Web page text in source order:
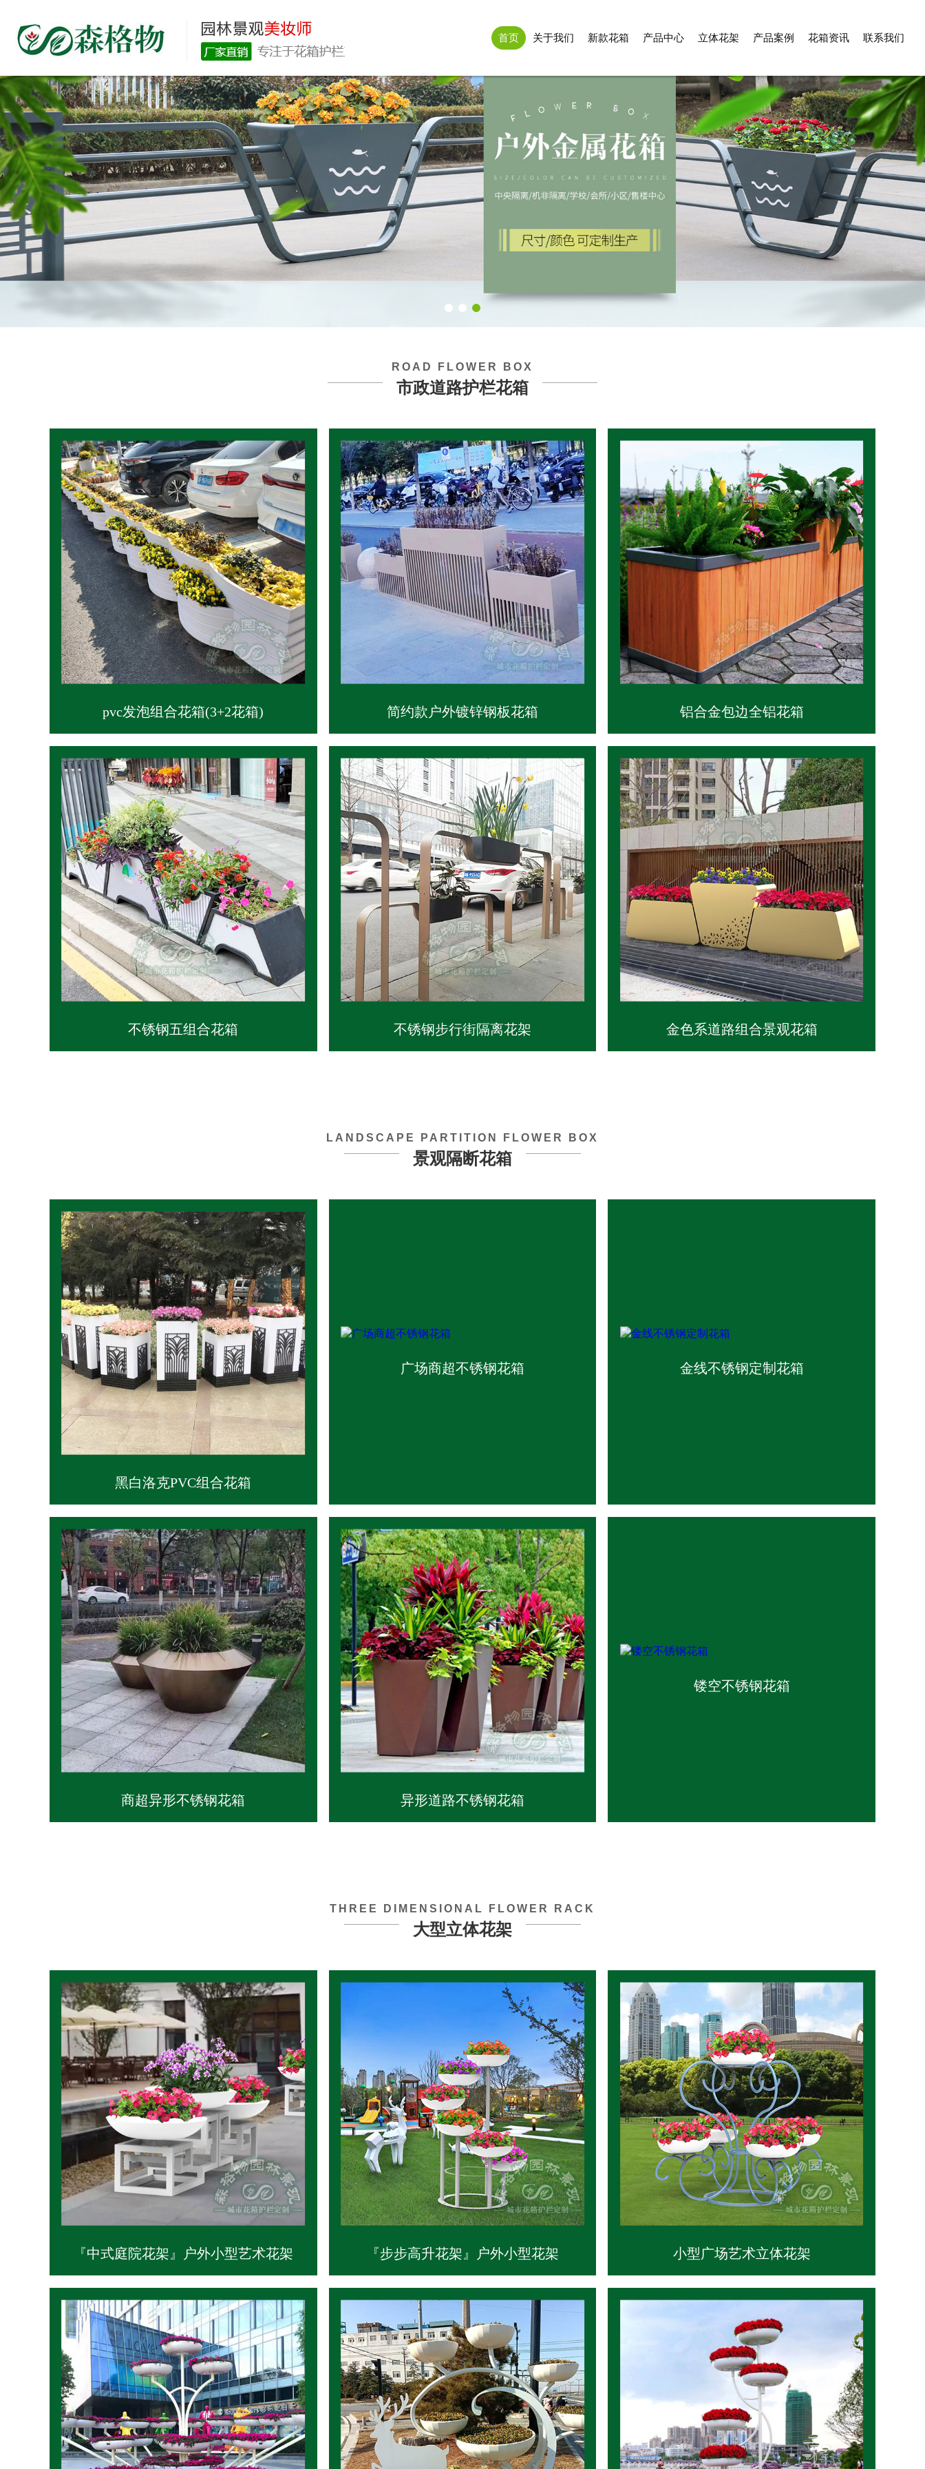
首页 关于我们 新款花箱 产品中心 立体花架 产品案例 花箱资讯 联系我们
ROAD FLOWER BOX
市政道路护栏花箱
pvc发泡组合花箱(3+2花箱) 简约款户外镀锌钢板花箱 铝合金包边全铝花箱
不锈钢五组合花箱 不锈钢步行街隔离花架 金色系道路组合景观花箱
LANDSCAPE PARTITION FLOWER BOX
景观隔断花箱
黑白洛克PVC组合花箱
广场商超不锈钢花箱 金线不锈钢定制花箱
商超异形不锈钢花箱 异形道路不锈钢花箱
镂空不锈钢花箱
THREE DIMENSIONAL FLOWER RACK
大型立体花架
『中式庭院花架』户外小型艺术花架 『步步高升花架』户外小型花架 小型广场艺术立体花架